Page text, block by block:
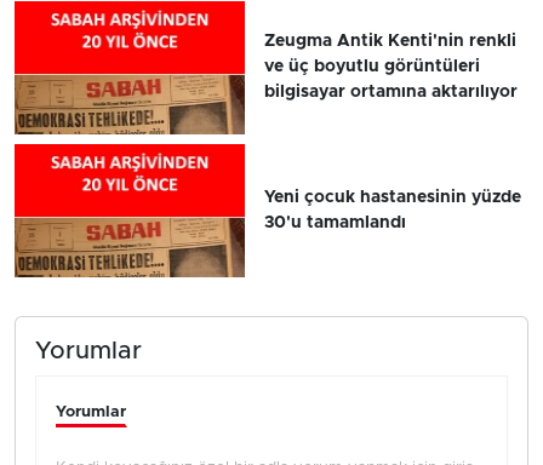
Zeugma Antik Kenti'nin renkli
ve üç boyutlu görüntüleri
bilgisayar ortamına aktarılıyor
Yeni çocuk hastanesinin yüzde
30'u tamamlandı
Yorumlar
Yorumlar